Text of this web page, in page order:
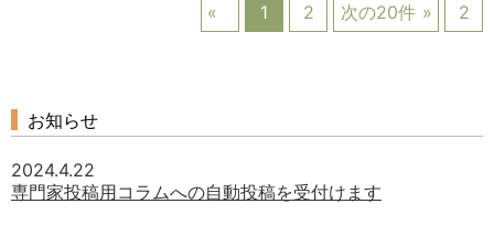
1
2 次の20件 2
お知らせ
2024.4.22
専門家投稿用コラムへの自動投稿を受付けます